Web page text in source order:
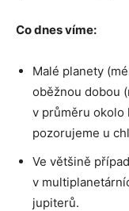
Co dnes víme:
Malé planety
oběžnou dobou
v průměru okolo
pozorujeme u
Ve většině
v
jupiterů.